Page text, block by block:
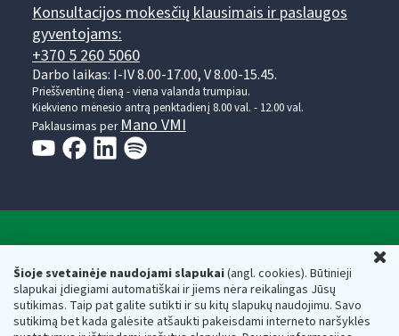
Šioje svetainėje naudojami slapukai(angl. cookies). Būtinieji
slapukai įdiegiami automatiškai ir jiems nėra reikalingas Jūsų
sutikimas. Taip pat galite sutikti ir su kitų slapukų naudojimu. Savo
sutikimą bet kada galėsite atšaukti pakeisdami interneto naršyklės
Konsultacijos mokesčių klausimais ir paslaugos
gyventojams:
+370 5 260 5060
Darbo laikas: I-IV 8.00-17.00, V 8.00-15.45.
Prieššventinę dieną - viena valanda trumpiau.
Kiekvieno mėnesio antrą penktadienį 8.00 val. - 12.00 val.
Paklausimas per Mano VMI
Respublikos finansų ministerijos
Biudžetinė įstaiga. Juridinio asmens kodas — 188659752,
adresas: Vasario 16-osios g. 14, 01107 Vilnius, Lietuva, el.paštas:
vmi@vmi.lt, E. pristatymo dėžutės adresas 188659752